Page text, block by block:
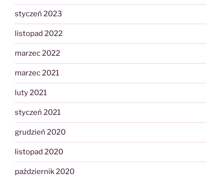
styczeń 2023
listopad 2022
marzec 2022
marzec 2021
luty 2021
styczeń 2021
grudzień 2020
listopad 2020
październik 2020